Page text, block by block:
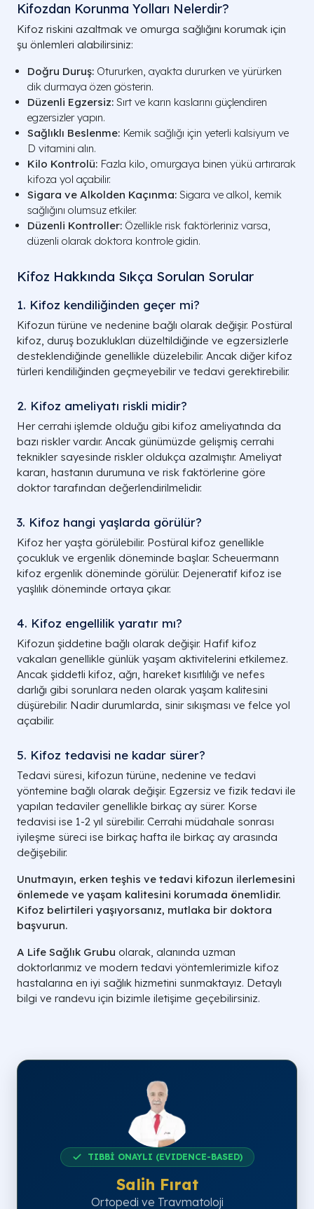
Kifozdan Korunma Yolları Nelerdir?
Kifoz riskini azaltmak ve omurga sağlığını korumak için
şu önlemleri alabilirsiniz:
Doğru Duruş: Otururken, ayakta dururken ve yürürken
dik durmaya özen gösterin.
Düzenli Egzersiz: Sırt ve karın kaslarını güçlendiren
egzersizler yapın.
Sağlıklı Beslenme: Kemik sağlığı için yeterli kalsiyum ve
D vitamini alın.
Kilo Kontrolü: Fazla kilo, omurgaya binen yükü artırarak
kifoza yol açabilir.
Sigara ve Alkolden Kaçınma: Sigara ve alkol, kemik
sağlığını olumsuz etkiler.
Düzenli Kontroller: Özellikle risk faktörleriniz varsa,
düzenli olarak doktora kontrole gidin.
Kifoz Hakkında Sıkça Sorulan Sorular
1. Kifoz kendiliğinden geçer mi?
Kifozun türüne ve nedenine bağlı olarak değişir. Postüral
kifoz, duruş bozuklukları düzeltildiğinde ve egzersizlerle
desteklendiğinde genellikle düzelebilir. Ancak diğer kifoz
türleri kendiliğinden geçmeyebilir ve tedavi gerektirebilir.
2. Kifoz ameliyatı riskli midir?
Her cerrahi işlemde olduğu gibi kifoz ameliyatında da
bazı riskler vardır. Ancak günümüzde gelişmiş cerrahi
teknikler sayesinde riskler oldukça azalmıştır. Ameliyat
kararı, hastanın durumuna ve risk faktörlerine göre
doktor tarafından değerlendirilmelidir.
3. Kifoz hangi yaşlarda görülür?
Kifoz her yaşta görülebilir. Postüral kifoz genellikle
çocukluk ve ergenlik döneminde başlar. Scheuermann
kifoz ergenlik döneminde görülür. Dejeneratif kifoz ise
yaşlılık döneminde ortaya çıkar.
4. Kifoz engellilik yaratır mı?
Kifozun şiddetine bağlı olarak değişir. Hafif kifoz
vakaları genellikle günlük yaşam aktivitelerini etkilemez.
Ancak şiddetli kifoz, ağrı, hareket kısıtlılığı ve nefes
darlığı gibi sorunlara neden olarak yaşam kalitesini
düşürebilir. Nadir durumlarda, sinir sıkışması ve felce yol
açabilir.
5. Kifoz tedavisi ne kadar sürer?
Tedavi süresi, kifozun türüne, nedenine ve tedavi
yöntemine bağlı olarak değişir. Egzersiz ve fizik tedavi ile
yapılan tedaviler genellikle birkaç ay sürer. Korse
tedavisi ise 1-2 yıl sürebilir. Cerrahi müdahale sonrası
iyileşme süreci ise birkaç hafta ile birkaç ay arasında
değişebilir.
Unutmayın, erken teşhis ve tedavi kifozun ilerlemesini
önlemede ve yaşam kalitesini korumada önemlidir.
Kifoz belirtileri yaşıyorsanız, mutlaka bir doktora
başvurun.
A Life Sağlık Grubu olarak, alanında uzman
doktorlarımız ve modern tedavi yöntemlerimizle kifoz
hastalarına en iyi sağlık hizmetini sunmaktayız. Detaylı
bilgi ve randevu için bizimle iletişime geçebilirsiniz.
TIBBİ ONAYLI (EVIDENCE-BASED)
Salih Fırat
Ortopedi ve Travmatoloji